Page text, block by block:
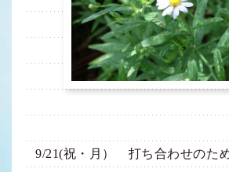
9/21(祝・月） 打ち合わせのた